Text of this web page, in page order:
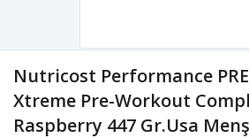
Nutricost Performance
Xtreme Pre-Workout
Raspberry 447 Gr.Usa